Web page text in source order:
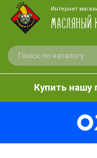
Интернет
МАСЛЯНЫЙ
Купить